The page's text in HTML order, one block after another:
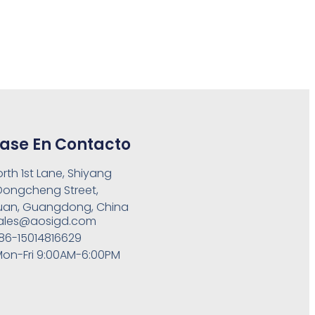
En Contacto
1st Lane, Shiyang
Street,
Guangdong, China
15014816629
Fri 9:00AM-6:00PM